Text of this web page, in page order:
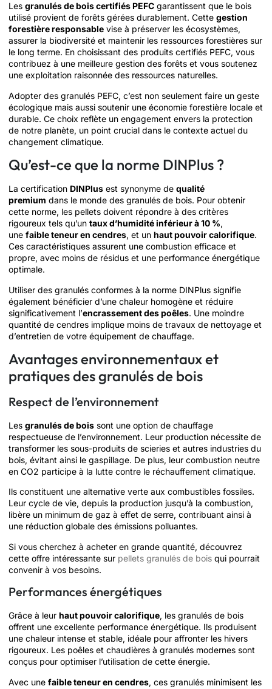
Les granulés de bois certifiés PEFC garantissent que le bois
utilisé provient de forêts gérées durablement. Cette gestion
forestière responsable vise à préserver les écosystèmes,
assurer la biodiversité et maintenir les ressources forestières sur
le long terme. En choisissant des produits certifiés PEFC, vous
contribuez à une meilleure gestion des forêts et vous soutenez
une exploitation raisonnée des ressources naturelles.
Adopter des granulés PEFC, c’est non seulement faire un geste
écologique mais aussi soutenir une économie forestière locale et
durable. Ce choix reflète un engagement envers la protection
de notre planète, un point crucial dans le contexte actuel du
changement climatique.
Qu’est-ce que la norme DINPlus ?
La certification DINPlus est synonyme de qualité
premium dans le monde des granulés de bois. Pour obtenir
cette norme, les pellets doivent répondre à des critères
rigoureux tels qu’un taux d’humidité inférieur à 10 %,
une faible teneur en cendres, et un haut pouvoir calorifique.
Ces caractéristiques assurent une combustion efficace et
propre, avec moins de résidus et une performance énergétique
optimale.
Utiliser des granulés conformes à la norme DINPlus signifie
également bénéficier d’une chaleur homogène et réduire
significativement l’encrassement des poêles. Une moindre
quantité de cendres implique moins de travaux de nettoyage et
d’entretien de votre équipement de chauffage.
Avantages environnementaux et
pratiques des granulés de bois
Respect de l’environnement
Les granulés de bois sont une option de chauffage
respectueuse de l’environnement. Leur production nécessite de
transformer les sous-produits de scieries et autres industries du
bois, évitant ainsi le gaspillage. De plus, leur combustion neutre
en CO2 participe à la lutte contre le réchauffement climatique.
Ils constituent une alternative verte aux combustibles fossiles.
Leur cycle de vie, depuis la production jusqu’à la combustion,
libère un minimum de gaz à effet de serre, contribuant ainsi à
une réduction globale des émissions polluantes.
Si vous cherchez à acheter en grande quantité, découvrez
cette offre intéressante sur pellets granulés de bois qui pourrait
convenir à vos besoins.
Performances énergétiques
Grâce à leur haut pouvoir calorifique, les granulés de bois
offrent une excellente performance énergétique. Ils produisent
une chaleur intense et stable, idéale pour affronter les hivers
rigoureux. Les poêles et chaudières à granulés modernes sont
conçus pour optimiser l’utilisation de cette énergie.
Avec une faible teneur en cendres, ces granulés minimisent les